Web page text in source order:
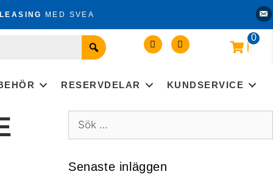
MED SVEA
0
RESERVDELAR KUNDSERVICE
efter:
Senaste inläggen